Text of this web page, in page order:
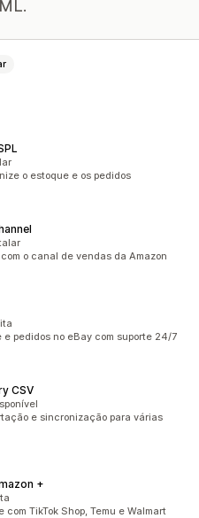
o estoque e os pedidos
o canal de vendas da Amazon
pedidos no eBay com suporte 24/7
CSV
e sincronização para várias
+
TikTok Shop, Temu e Walmart